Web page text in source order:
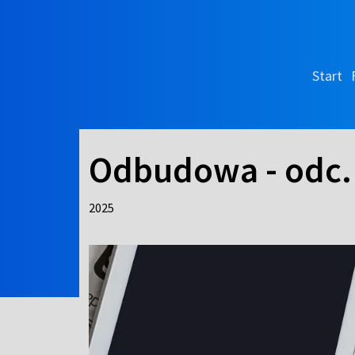
Start
Odbudowa -
2025